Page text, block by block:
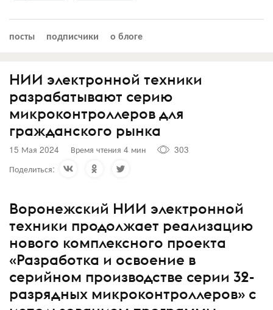
посты подписчики о блоге
НИИ электронной техники
разрабатывают серию
микроконтроллеров для
гражданского рынка
15 Мая 2024 Время чтения 4 мин
303
Поделиться:
Воронежский НИИ электронной
техники продолжает реализацию
нового комплексного проекта
«Разработка и освоение в
серийном производстве серии 32-
разрядных микроконтроллеров» с